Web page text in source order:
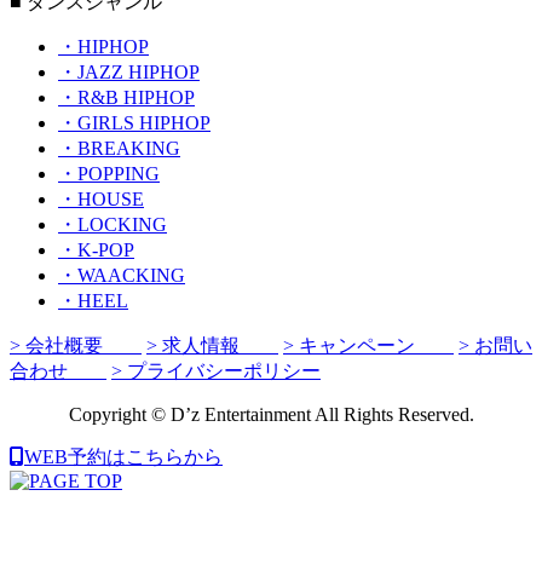
・HIPHOP
・JAZZ HIPHOP
・R&B HIPHOP
・GIRLS HIPHOP
・BREAKING
・POPPING
・HOUSE
・LOCKING
・K-POP
・WAACKING
・HEEL
> 会社概要 > 求人情報 > キャンペーン
> お問い
合わせ
> プライバシーポリシー
Copyright © D’z Entertainment All Rights Reserved.
WEB予約はこちらから